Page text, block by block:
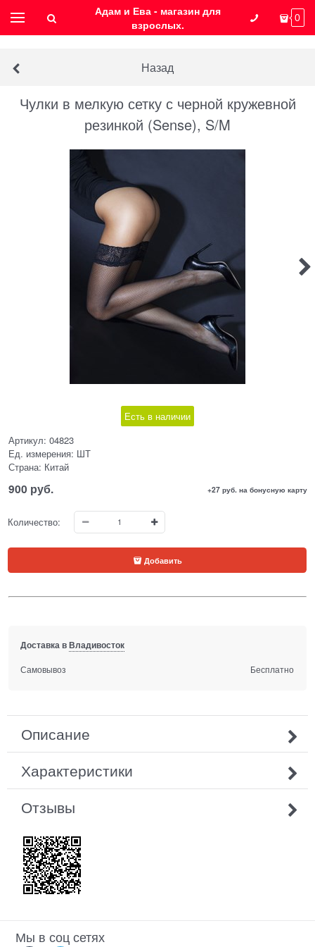
Адам и Ева - магазин для
взрослых.
0
Назад
Чулки в мелкую сетку с черной кружевной
резинкой (Sense), S/M
Есть в наличии
Артикул: 04823
Ед. измерения: ШТ
Страна: Китай
900 руб. +27 руб. на бонусную карту
Количество:
Добавить
Доставка вВладивосток
Самовывоз Бесплатно
Описание
Характеристики
Отзывы
Мы в соц сетях